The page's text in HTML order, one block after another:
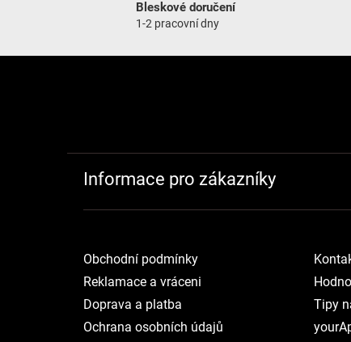
Bleskové doručení
1-2 pracovní dny
Informace pro zákazníky
Obchodní podmínky
Reklamace a vráceni
Doprava a platba
Ochrana osobních údajů
Tipy